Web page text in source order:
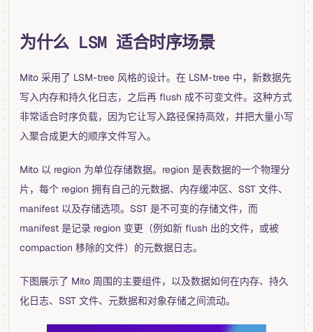
为什么 LSM 适合时序场景
Mito 采用了 LSM-tree 风格的设计。在 LSM-tree 中，新数据先
写入内存和持久化日志，之后再 flush 成不可变文件。这种方式
非常适合时序负载，因为它让写入路径保持高效，并把大量小写
入聚合成更大的顺序文件写入。
Mito 以 region 为单位存储数据。region 是表数据的一个物理分
片，每个 region 拥有自己的元数据、内存缓冲区、SST 文件、
manifest 以及存储选项。SST 是不可变的存储文件，而
manifest 是记录 region 变更（例如新 flush 出的文件，或被
compaction 移除的文件）的元数据日志。
下图展示了 Mito 周围的主要组件，以及数据如何在内存、持久
化日志、SST 文件、元数据和对象存储之间流动。